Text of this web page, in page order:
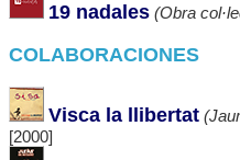
19 nadales (Obra
COLABORACIONES
Visca la llibertat
[2000]